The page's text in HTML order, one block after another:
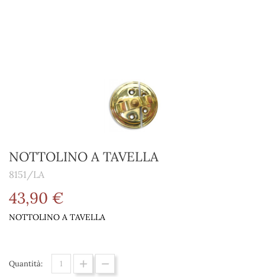
NOTTOLINO A TAVELLA
8151/LA
43,90 €
NOTTOLINO A TAVELLA
Quantità: